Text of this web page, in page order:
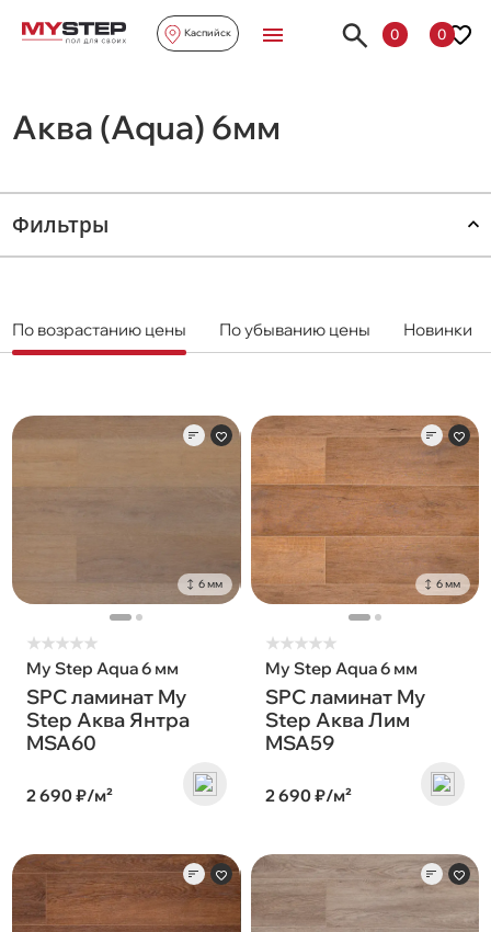
Каспийск 0 0
Аква (Aqua) 6мм
Фильтры
По возрастанию цены По убыванию цены Новинки
6 мм
★★★★★
My Step Aqua 6 мм
SPC ламинат My
Step Аква Янтра
MSA60
2 690 ₽/м²
6 мм
★★★★★
My Step Aqua 6 мм
SPC ламинат My
Step Аква Лим
MSA59
2 690 ₽/м²